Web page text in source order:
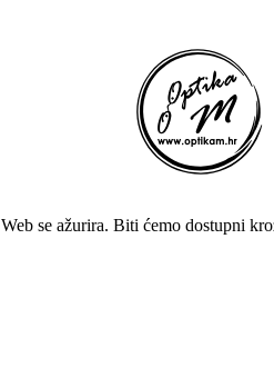
Web se ažurira. Biti ćemo dostupni